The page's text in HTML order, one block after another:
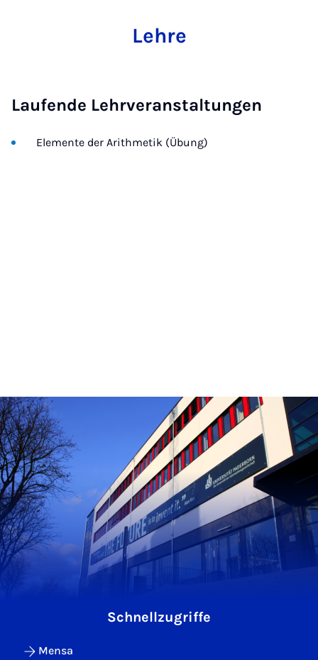
Lehre
Laufende Lehrveranstaltungen
Elemente der Arithmetik (Übung)
Schnellzugriffe
Mensa